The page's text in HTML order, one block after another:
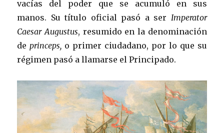
vacías del poder que se acumuló en sus
manos. Su título oficial pasó a ser Imperator
Caesar Augustus, resumido en la denominación
de princeps, o primer ciudadano, por lo que su
régimen pasó a llamarse el Principado.